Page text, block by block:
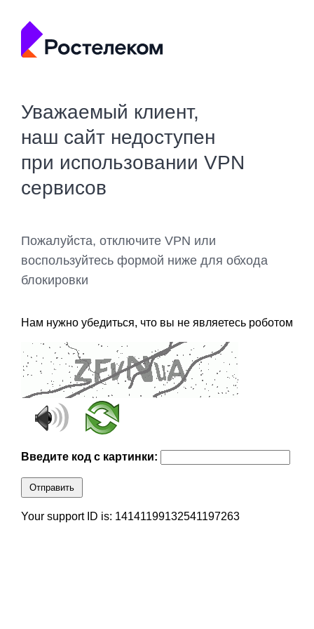
Уважаемый клиент,
наш сайт недоступен
при использовании VPN
сервисов
Пожалуйста, отключите VPN или
воспользуйтесь формой ниже для обхода
блокировки
Нам нужно убедиться, что вы не являетесь роботом
Введите код с картинки:
Отправить
Your support ID is: 14141199132541197263